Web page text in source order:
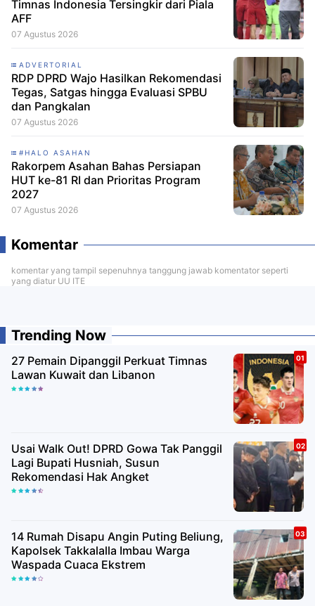
Timnas Indonesia Tersingkir dari Piala
AFF
07 Agustus 2026
ADVERTORIAL
RDP DPRD Wajo Hasilkan Rekomendasi
Tegas, Satgas hingga Evaluasi SPBU
dan Pangkalan
07 Agustus 2026
#HALO ASAHAN
Rakorpem Asahan Bahas Persiapan
HUT ke-81 RI dan Prioritas Program
2027
07 Agustus 2026
Komentar
komentar yang tampil sepenuhnya tanggung jawab komentator seperti
yang diatur UU ITE
Trending Now
27 Pemain Dipanggil Perkuat Timnas
Lawan Kuwait dan Libanon
Usai Walk Out! DPRD Gowa Tak Panggil
Lagi Bupati Husniah, Susun
Rekomendasi Hak Angket
14 Rumah Disapu Angin Puting Beliung,
Kapolsek Takkalalla Imbau Warga
Waspada Cuaca Ekstrem